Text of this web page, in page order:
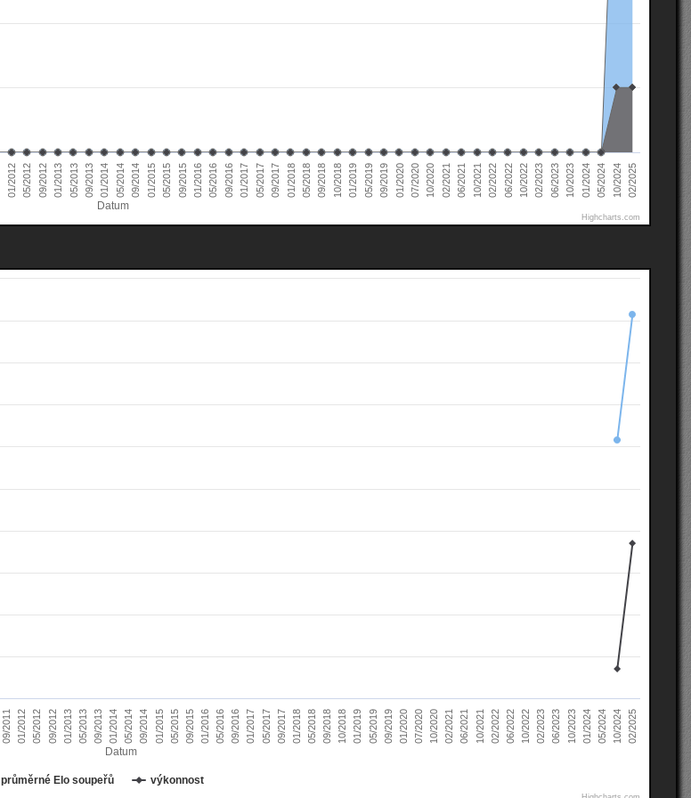
Datum
01/2012 05/2012 09/2012 01/2013 05/2013 09/2013 01/2014 05/2014 09/2014 01/2015 05/2015 09/2015 01/2016 05/2016 09/2016 01/2017 05/2017 09/2017 01/2018 05/2018 09/2018 10/2018 01/2019 05/2019 09/2019 01/2020 07/2020 10/2020 02/2021 06/2021 10/2021 02/2022 06/2022 10/2022 02/2023 06/2023 10/2023 01/2024 05/2024 10/2024 02/2025
Highcharts.com
Datum
průměrné Elo soupeřů výkonnost
09/2011 01/2012 05/2012 09/2012 01/2013 05/2013 09/2013 01/2014 05/2014 09/2014 01/2015 05/2015 09/2015 01/2016 05/2016 09/2016 01/2017 05/2017 09/2017 01/2018 05/2018 09/2018 10/2018 01/2019 05/2019 09/2019 01/2020 07/2020 10/2020 02/2021 06/2021 10/2021 02/2022 06/2022 10/2022 02/2023 06/2023 10/2023 01/2024 05/2024 10/2024 02/2025